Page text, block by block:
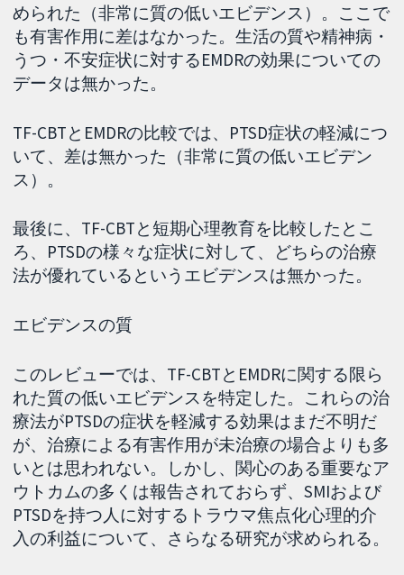
められた（非常に質の低いエビデンス）。ここで
も有害作用に差はなかった。生活の質や精神病・
うつ・不安症状に対するEMDRの効果についての
データは無かった。
TF-CBTとEMDRの比較では、PTSD症状の軽減につ
いて、差は無かった（非常に質の低いエビデン
ス）。
最後に、TF-CBTと短期心理教育を比較したとこ
ろ、PTSDの様々な症状に対して、どちらの治療
法が優れているというエビデンスは無かった。
エビデンスの質
このレビューでは、TF-CBTとEMDRに関する限ら
れた質の低いエビデンスを特定した。これらの治
療法がPTSDの症状を軽減する効果はまだ不明だ
が、治療による有害作用が未治療の場合よりも多
いとは思われない。しかし、関心のある重要なア
ウトカムの多くは報告されておらず、SMIおよび
PTSDを持つ人に対するトラウマ焦点化心理的介
入の利益について、さらなる研究が求められる。